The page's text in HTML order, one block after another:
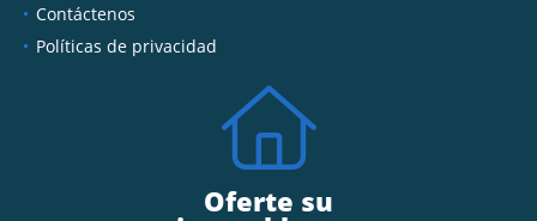
Contáctenos
Políticas de privacidad
Oferte su